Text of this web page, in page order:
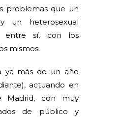
problemas que un
un heterosexual
entre sí, con los
mismos.
ya más de un año
actuando en
Madrid, con muy
de público y